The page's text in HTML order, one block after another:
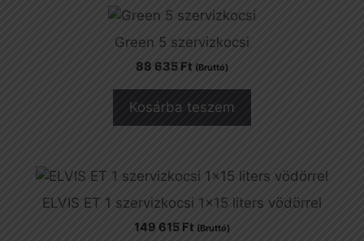
Green 5 szervizkocsi
88 635 Ft (Bruttó)
Kosárba teszem
ELVIS ET 1 szervizkocsi 1×15 liters vödörrel
149 615 Ft (Bruttó)